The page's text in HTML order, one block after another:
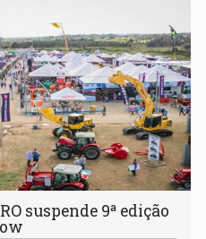
suspende 9ª edição